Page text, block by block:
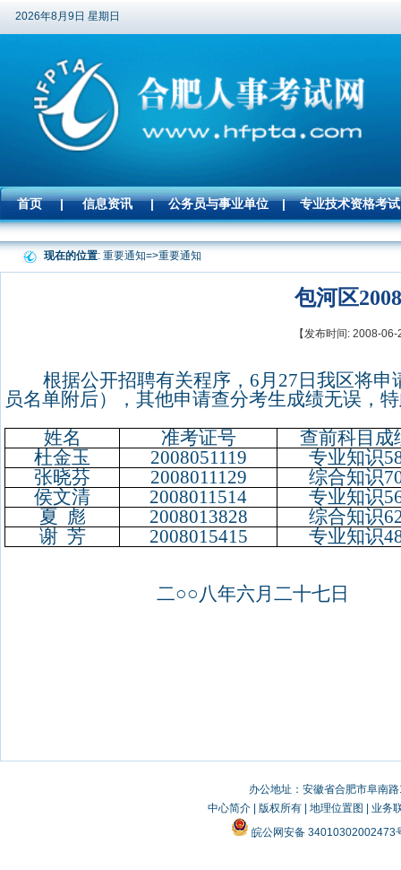
2026年8月9日 星期日
首页 | 信息资讯 | 公务员与事业单位 | 专业技术资格考试
现在的位置: 重要通知=>重要通知
包河区
【发布时间: 2008-
根据公开招聘有关程序， 6月 27 日 我区将申
员名单附后），其他申请查分考生成绩无误，
姓名
准考证号
查前科目成
杜金玉
2008051119 专业知识
张晓芬
2008011129 综合知识
侯文清
2008011514 专业知识
夏 彪 2008013828 综合知识
谢 芳 2008015415 专业知识
二○○八年六月二十七日
办公地址：安徽省合肥市阜南
中心简介| 版权所有| 地理位置图
业务
皖公网安备 34010302002473